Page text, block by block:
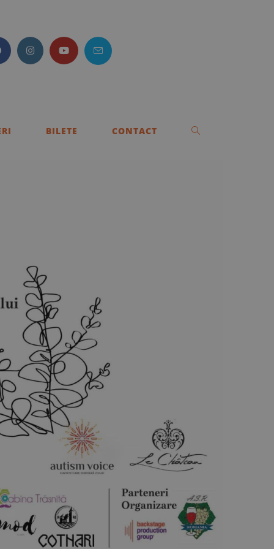
BILETE CONTACT